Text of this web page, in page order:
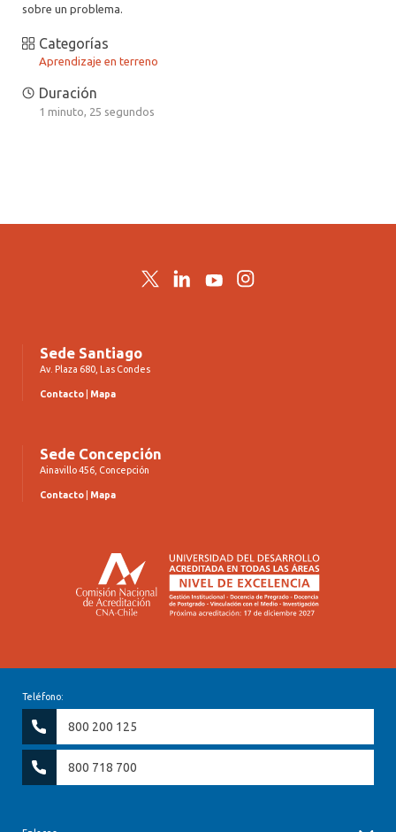
sobre un problema.
Categorías
Aprendizaje en terreno
Duración
1 minuto, 25 segundos
TwitterLinkedInYouTubeInstagram
Sede Santiago
Av. Plaza 680, Las Condes
Contacto Mapa
Sede Concepción
Ainavillo 456, Concepción
Contacto Mapa
Teléfono:
800 200 125
800 718 700